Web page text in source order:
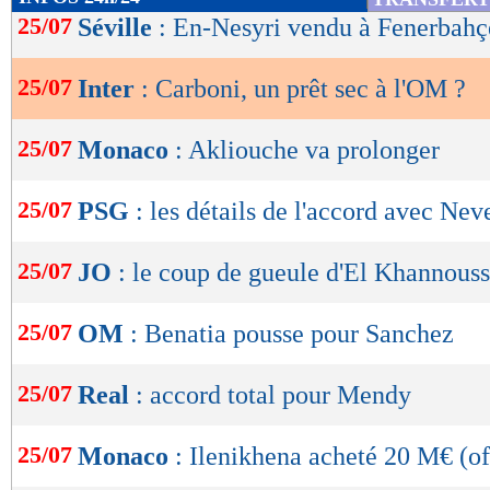
de
OK
25/07 Séville : En-Nesyri vendu à
25/07 Inter : Carboni, un prêt sec à l'OM ?
25/07 Monaco : Akliouche va prolonger
25/07 PSG : les détails de l'accord avec
25/07 JO : le coup de gueule d'El
25/07 OM : Benatia pousse pour Sanchez
25/07 Real : accord total pour Mendy
25/07 Monaco : Ilenikhena acheté 20 M€